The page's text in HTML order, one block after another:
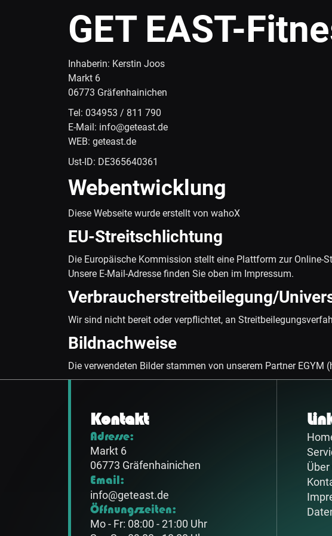
GET EAST-
Inhaberin: Kerstin Joos
Markt 6
06773 Gräfenhainichen
Tel: 034953 / 811 790
E-Mail: info@geteast.de
WEB: geteast.de
Ust-ID: DE365640361
Webentwicklung
Diese Webseite wurde erstellt von wahoX
EU-Streitschlichtung
Die Europäische Kommission stellt eine Plattform zur
Unsere E-Mail-Adresse finden Sie oben im Impressum.
Verbraucherstreitbeilegung/
Wir sind nicht bereit oder verpflichtet, an
Bildnachweise
Die verwendeten Bilder stammen von unserem Partner EGYM
Kontakt
Adresse:
Markt 6
06773 Gräfenhainichen
Email:
info@geteast.de
Öffnungszeiten:
Mo - Fr: 08:00 - 21:00 Uhr